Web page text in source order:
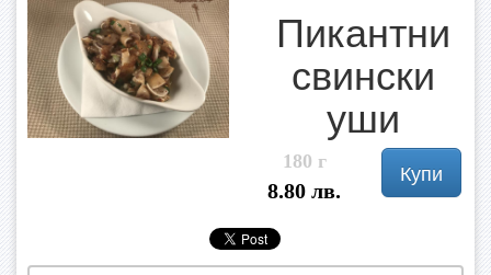
Пикантни
свински
уши
180 г
8.80 лв.
Купи